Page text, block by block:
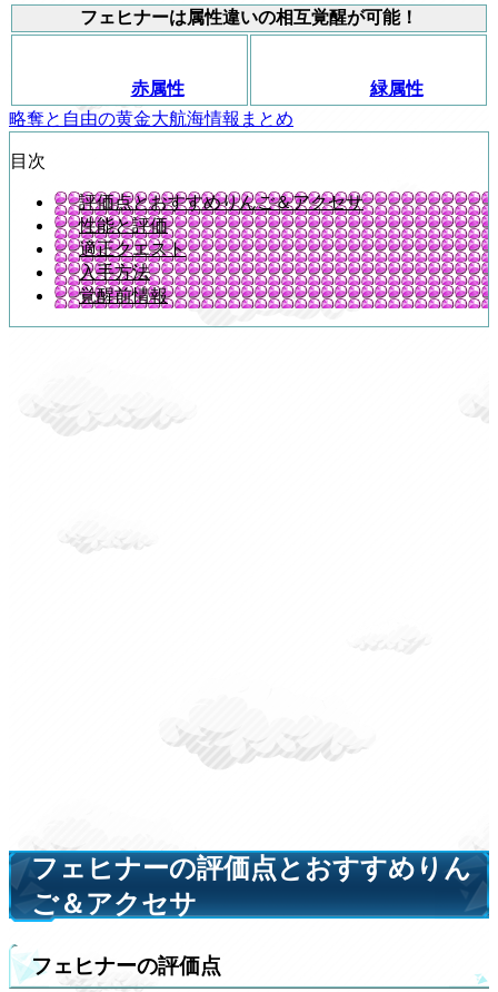
フェヒナーは属性違いの相互覚醒が可能！
赤属性
緑属性
略奪と自由の黄金大航海情報まとめ
目次
評価点とおすすめりんご＆アクセサ
性能と評価
適正クエスト
入手方法
覚醒前情報
フェヒナーの評価点とおすすめりん
ご＆アクセサ
フェヒナーの評価点